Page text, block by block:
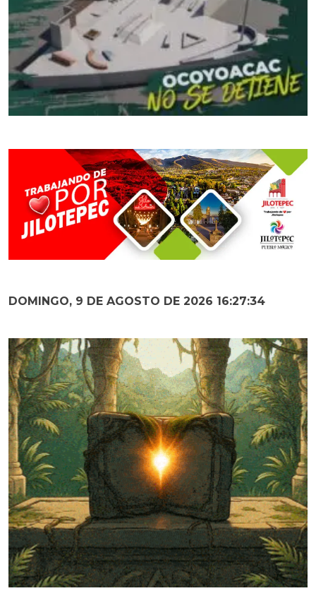
DOMINGO, 9 DE AGOSTO DE 2026 16:27:36